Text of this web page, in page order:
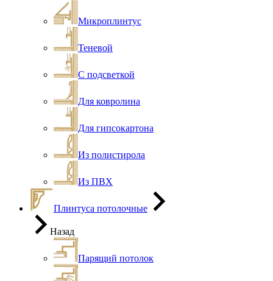
Микроплинтус
Теневой
С подсветкой
Для ковролина
Для гипсокартона
Из полистирола
Из ПВХ
Плинтуса потолочные
Назад
Парящий потолок